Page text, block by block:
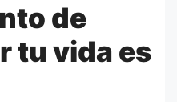
de
tu vida es